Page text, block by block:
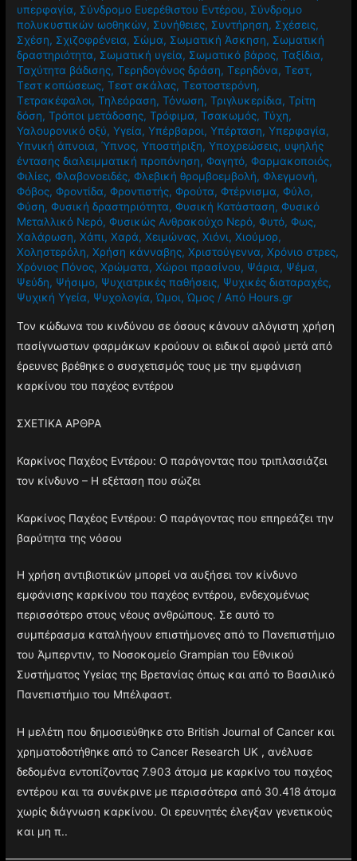
υπερφαγία, Σύνδρομο Ευερέθιστου Εντέρου, Σύνδρομο
πολυκυστικών ωοθηκών, Συνήθειες, Συντήρηση, Σχέσεις,
Σχέση, Σχιζοφρένεια, Σώμα, Σωματική Άσκηση, Σωματική
δραστηριότητα, Σωματική υγεία, Σωματικό βάρος,Ταξίδια,
Ταχύτητα βάδισης,Τερηδογόνος δράση,Τερηδόνα,Τεστ,
Τεστ κοπώσεως,Τεστ σκάλας,Τεστοστερόνη,
Τετρακέφαλοι,Τηλεόραση,Τόνωση,Τριγλυκερίδια,Τρίτη
δόση,Τρόποι μετάδοσης,Τρόφιμα,Τσακωμός,Τύχη,
Υαλουρονικό οξύ,Υγεία,Υπέρβαροι,Υπέρταση,Υπερφαγία,
Υπνική άπνοια,Ύπνος,Υποστήριξη,Υποχρεώσεις, υψηλής
έντασης διαλειμματική προπόνηση,Φαγητό,Φαρμακοποιός,
Φιλίες,Φλαβονοειδές,Φλεβική θρομβοεμβολή,Φλεγμονή,
Φόβος,Φροντίδα,Φροντιστής,Φρούτα,Φτέρνισμα,Φύλο,
Φύση,Φυσική δραστηριότητα,Φυσική Κατάσταση,Φυσικό
Μεταλλικό Νερό,Φυσικώς Ανθρακούχο Νερό,Φυτό,Φως,
Χαλάρωση,Χάπι,Χαρά,Χειμώνας,Χιόνι,Χιούμορ,
Χοληστερόλη,Χρήση κάνναβης,Χριστούγεννα,Χρόνιο στρες,
Χρόνιος Πόνος,Χρώματα,Χώροι πρασίνου, Ψάρια, Ψέμα,
Ψεύδη, Ψήσιμο, Ψυχιατρικές παθήσεις, Ψυχικές διαταραχές,
Ψυχική Υγεία, Ψυχολογία,Ώμοι,Ώμος / Από Hours.gr
Τον κώδωνα του κινδύνου σε όσους κάνουν αλόγιστη χρήση
πασίγνωστων φαρμάκων κρούουν οι ειδικοί αφού μετά από
έρευνες βρέθηκε ο συσχετισμός τους με την εμφάνιση
καρκίνου του παχέος εντέρου
ΣΧΕΤΙΚΑ ΑΡΘΡΑ
Καρκίνος Παχέος Εντέρου: Ο παράγοντας που τριπλασιάζει
τον κίνδυνο – Η εξέταση που σώζει
Καρκίνος Παχέος Εντέρου: Ο παράγοντας που επηρεάζει την
βαρύτητα της νόσου
Η χρήση αντιβιοτικών μπορεί να αυξήσει τον κίνδυνο
εμφάνισης καρκίνου του παχέος εντέρου, ενδεχομένως
περισσότερο στους νέους ανθρώπους. Σε αυτό το
συμπέρασμα καταλήγουν επιστήμονες από το Πανεπιστήμιο
του Άμπερντιν, το Νοσοκομείο Grampian του Εθνικού
Συστήματος Υγείας της Βρετανίας όπως και από το Βασιλικό
Πανεπιστήμιο του Μπέλφαστ.
Η μελέτη που δημοσιεύθηκε στο British Journal of Cancer και
χρηματοδοτήθηκε από το Cancer Research UK , ανέλυσε
δεδομένα εντοπίζοντας 7.903 άτομα με καρκίνο του παχέος
εντέρου και τα συνέκρινε με περισσότερα από 30.418 άτομα
χωρίς διάγνωση καρκίνου. Οι ερευνητές έλεγξαν γενετικούς
και μη π..